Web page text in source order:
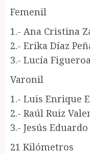
Femenil
1.- Ana Cristina
2.- Erika Díaz
3.- Lucía
Varonil
1.- Luis Enrique
2.- Raúl Ruiz
3.- Jesús
21 Kilómetros